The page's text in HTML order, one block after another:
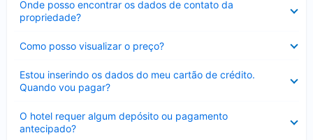
Onde posso encontrar os dados de contato da
propriedade?
Como posso visualizar o preço?
Estou inserindo os dados do meu cartão de crédito.
Quando vou pagar?
O hotel requer algum depósito ou pagamento
antecipado?